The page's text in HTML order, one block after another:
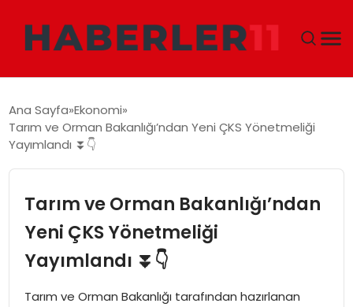
DÜNYA
TEKNOLOJI
EĞITIM
Ana Sayfa Ekonomi
Tarım ve Orman Bakanlığı’ndan Yeni ÇKS Yönetmeliği
Yayımlandı ⏬👇
Tarım ve Orman Bakanlığı’ndan
Yeni ÇKS Yönetmeliği
Yayımlandı ⏬👇
Tarım ve Orman Bakanlığı tarafından hazırlanan